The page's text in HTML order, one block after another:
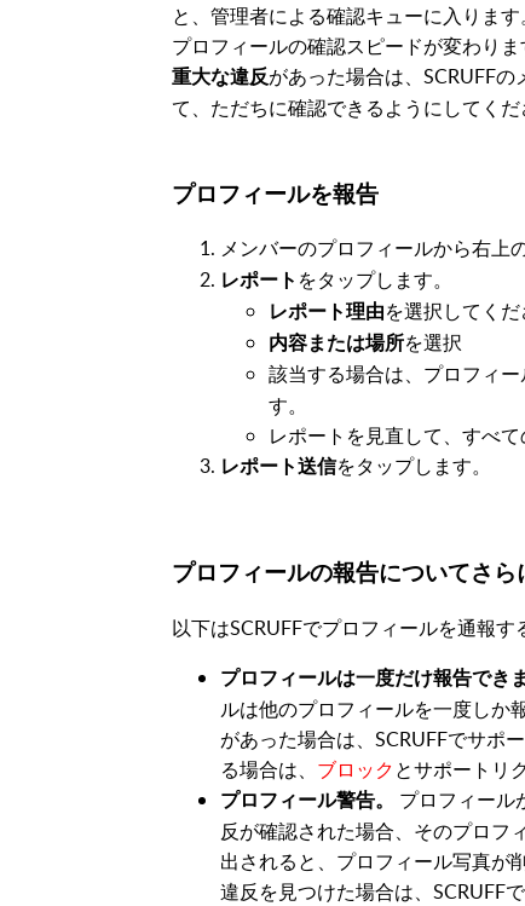
と、管理者による確認キューに入りま
プロフィールの確認スピードが変わりま
重大な違反があった場合は、SCRUFF
て、ただちに確認できるようにしてくだ
プロフィールを報告
メンバーのプロフィールから右上
レポート をタップします。
レポート理由を選択してくだ
内容または場所を選択
該当する場合は、プロフィー
す。
レポートを見直して、すべ
レポート送信をタップします。
プロフィールの報告についてさら
以下はSCRUFFでプロフィールを通報す
プロフィールは一度だけ報告できま
ルは他のプロフィールを一度しか
があった場合は、SCRUFFでサポ
る場合は、 ブロックとサポートリ
プロフィール警告。
プロフィール
反が確認された場合、そのプロフ
出されると、プロフィール写真が
違反を見つけた場合は、SCRUFF